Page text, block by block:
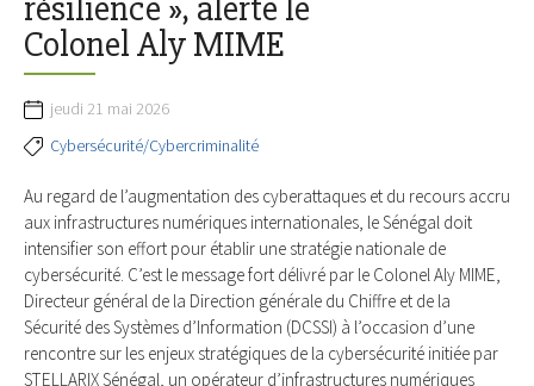
résilience », alerte le
Colonel Aly MIME
jeudi 21 mai 2026
Cybersécurité/Cybercriminalité
Au regard de l’augmentation des cyberattaques et du recours accru
aux infrastructures numériques internationales, le Sénégal doit
intensifier son effort pour établir une stratégie nationale de
cybersécurité. C’est le message fort délivré par le Colonel Aly MIME,
Directeur général de la Direction générale du Chiffre et de la
Sécurité des Systèmes d’Information (DCSSI) à l’occasion d’une
rencontre sur les enjeux stratégiques de la cybersécurité initiée par
STELLARIX Sénégal, un opérateur d’infrastructures numériques